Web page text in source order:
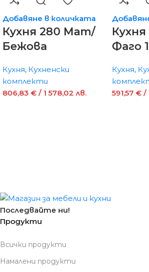
Добавяне в количката
Кухня 280 Мат/
Бежова
Кухня, Кухненски
комплекти
806,83 € / 1 578,02 лв.
Фаго
Кухня,
591,57 € /
Последвайте ни!
Продукти
Всички продукти
Намалени продукти